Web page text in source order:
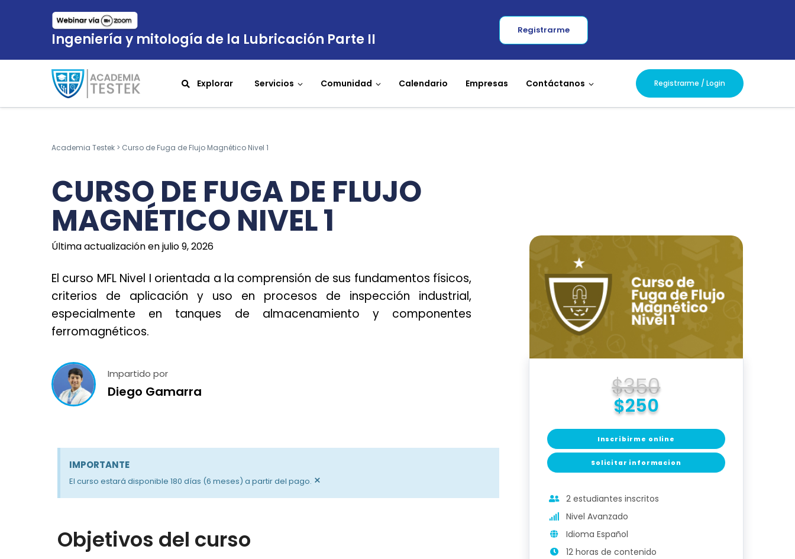
Ingeniería y mitología de la Lubricación Parte II
Registrarme
Explorar Servicios Comunidad Calendario Empresas Contáctanos Registrarme / Login
Academia Testek > Curso de Fuga de Flujo Magnético Nivel 1
CURSO DE FUGA DE FLUJO
MAGNÉTICO NIVEL 1
Última actualización en julio 9, 2026
El curso MFL Nivel I orientada a la comprensión de sus fundamentos físicos,
criterios de aplicación y uso en procesos de inspección industrial,
especialmente en tanques de almacenamiento y componentes
ferromagnéticos.
Impartido por
Diego Gamarra
IMPORTANTE
El curso estará disponible 180 días (6 meses) a partir del pago. ×
Objetivos del curso
$350
$250
Inscribirme online
Solicitar informacion
2 estudiantes inscritos
Nivel Avanzado
Idioma Español
12 horas de contenido